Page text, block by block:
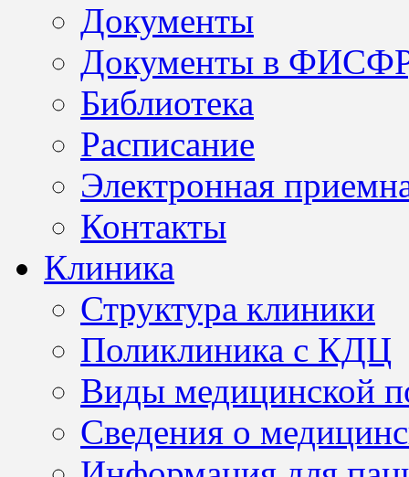
Документы
Документы в
Библиотека
Расписание
Электронная
Контакты
Клиника
Структура клиники
Поликлиника с КДЦ
Виды медицинской
Сведения о